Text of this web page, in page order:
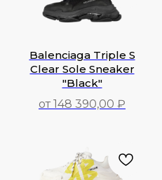
Balenciaga Triple S
Clear Sole Sneaker
"Black"
от 148 390,00 ₽